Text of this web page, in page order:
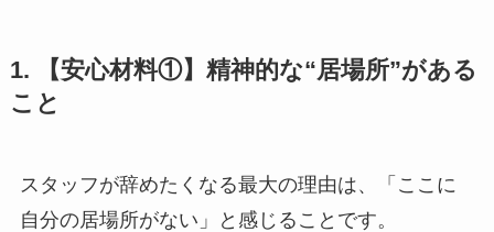
1. 【安心材料①】精神的な“居場所”がある
こと
スタッフが辞めたくなる最大の理由は、「ここに
自分の居場所がない」と感じることです。